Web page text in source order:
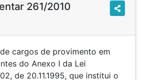
261/2010
cargos de provimento em
do Anexo I da Lei
de 20.11.1995, que institui o